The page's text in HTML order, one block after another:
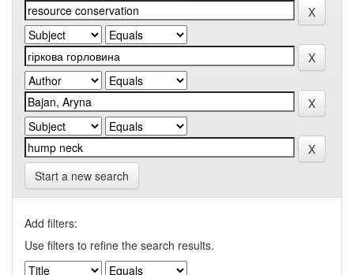
Start a new search
Add filters:
Use filters to refine the search results.